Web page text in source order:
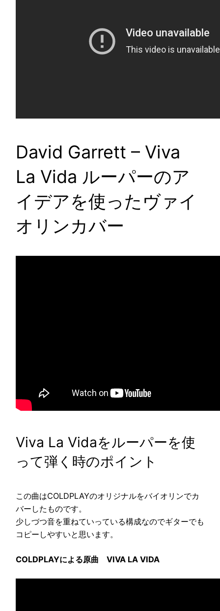
David Garrett – Viva
La Vida ルーパーのア
イデアを使ったヴァイ
オリンカバー
Viva La Vidaをルーパーを使
って弾く時のポイント
この曲はCOLDPLAYのオリジナルをバイオリンでカ
バーしたものです。
少しづつ音を重ねていっている構成なのでギターでも
コピーしやすいと思います。
COLDPLAYによる原曲 VIVA LA VIDA